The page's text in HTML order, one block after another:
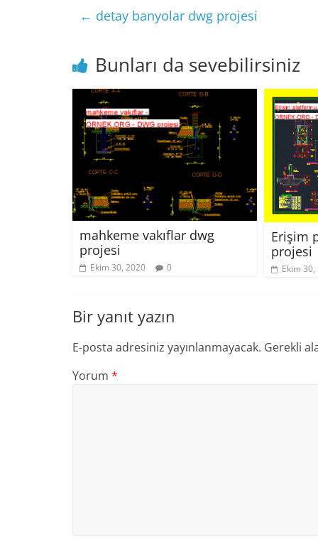
← detay banyolar dwg projesi
Bunları da sevebilirsiniz
mahkeme vakıflar dwg
projesi
Ekim 30, 2020 0
Erişim
projesi
Ekim
Bir yanıt yazın
E-posta adresiniz yayınlanmayacak. Gerekli
Yorum *